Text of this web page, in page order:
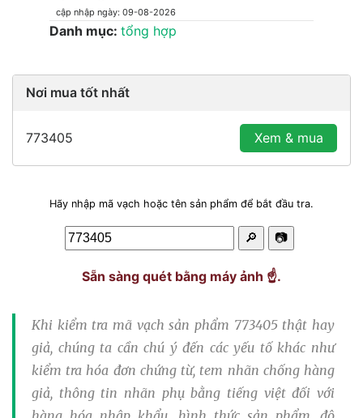
cập nhập ngày: 09-08-2026
Danh mục: tổng hợp
Nơi mua tốt nhất
773405 Xem & mua
Hãy nhập mã vạch hoặc tên sản phẩm để bắt đầu tra.
🔎 📷
Sẵn sàng quét bằng máy ảnh ☝️.
Khi kiểm tra mã vạch sản phẩm 773405 thật hay
giả, chúng ta cần chú ý đến các yếu tố khác như
kiểm tra hóa đơn chứng từ, tem nhãn chống hàng
giả, thông tin nhãn phụ bằng tiếng việt đối với